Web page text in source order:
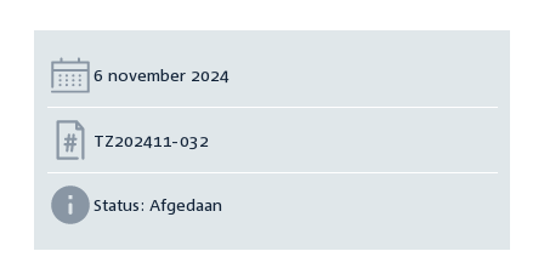
Datum:
6 november 2024
Nummer:
TZ202411-032
Status: Afgedaan